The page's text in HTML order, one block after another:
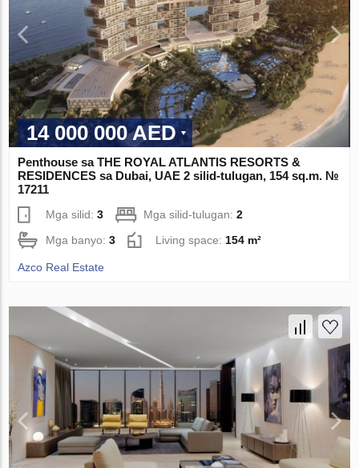
14 000 000 AED
Penthouse sa THE ROYAL ATLANTIS RESORTS &
RESIDENCES sa Dubai, UAE 2 silid-tulugan, 154 sq.m. №
17211
Mga silid:3 Mga silid-tulugan:2
Mga banyo:3 Living space: 154 m²
Azco Real Estate